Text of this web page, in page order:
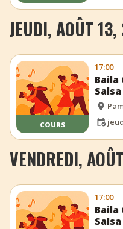
JEUDI, AOÛT
COURS
17:00
Baila
VENDREDI,
17:00
Baila